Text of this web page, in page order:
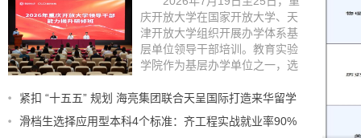
庆开放大学在国家开放大学、天
津开放大学组织开展办学体系基
层单位领导干部培训。教育实验
学院作为基层办学单位之一，选
家开放大学副校长冯立国出席培
训并讲话。他在致辞中强调，要
锚定基层学习需求和产业发展需
紧扣 “十五五” 规划 海亮集团联合天呈国际打造来华留学
滑档生选择应用型本科4个标准：齐工程实战就业率90%